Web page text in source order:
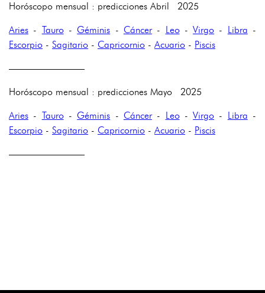
Horóscopo mensual : predicciones Abril 2025
Aries - Tauro- Géminis - Cáncer- Leo-Virgo - Libra -
Escorpio - Sagitario - Capricornio - Acuario - Piscis
————————
Horóscopo mensual : predicciones Mayo 2025
Aries - Tauro- Géminis - Cáncer- Leo-Virgo - Libra -
Escorpio - Sagitario - Capricornio - Acuario - Piscis
————————